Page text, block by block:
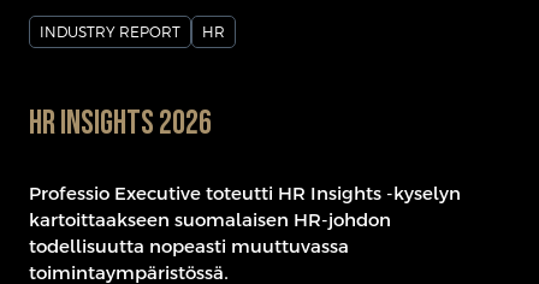
INDUSTRY REPORT HR
HR Insights 2026
Professio Executive toteutti HR Insights -kyselyn
kartoittaakseen suomalaisen HR-johdon
todellisuutta nopeasti muuttuvassa
toimintaympäristössä.